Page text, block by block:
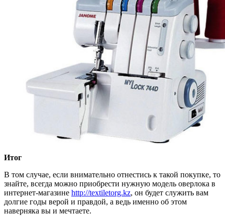
Итог
В том случае, если внимательно отнестись к такой покупке, то
знайте, всегда можно приобрести нужную модель оверлока в
интернет-магазине http://textiletorg.kz, он будет служить вам
долгие годы верой и правдой, а ведь именно об этом
наверняка вы и мечтаете.